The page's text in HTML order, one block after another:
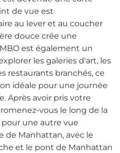
de vue est
au lever et au coucher
douce crée une
est également un
les galeries d'art, les
restaurants branchés, ce
idéale pour une journée
Après avoir pris votre
vous le long de la
une autre vue
de Manhattan, avec le
et le pont de Manhattan